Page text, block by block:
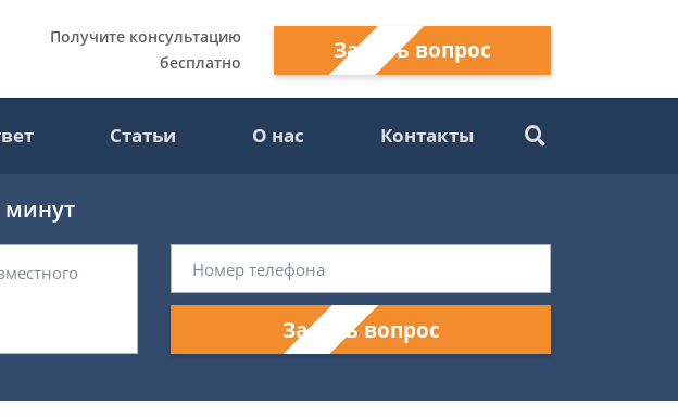
Получите консультацию
бесплатно
Задать вопрос
Статьи О нас Контакты
минут
Задать вопрос